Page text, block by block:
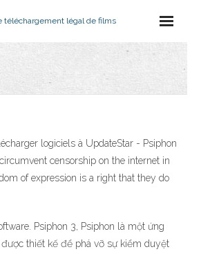
téléchargement légal de films
logiciels à UpdateStar - Psiphon
censorship on the internet in
of expression is a right that they do
Psiphon 3, Psiphon là một ứng
thiết kế để phá vỡ sự kiểm duyệt